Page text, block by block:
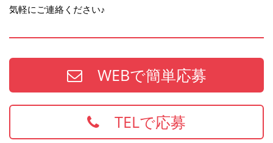
気軽にご連絡ください♪
WEBで簡単応募
TELで応募